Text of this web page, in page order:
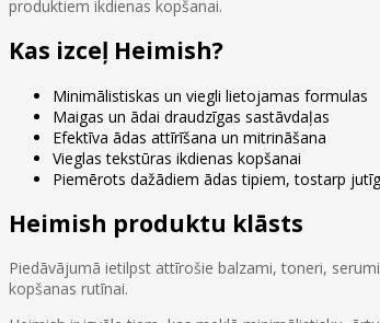
produktiem ikdienas kopšanai.
Kas izceļ Heimish?
Minimālistiskas un viegli lietojamas formulas
Maigas un ādai draudzīgas sastāvdaļas
Efektīva ādas attīrīšana un mitrināšana
Vieglas tekstūras ikdienas kopšanai
Piemērots dažādiem ādas tipiem, tostarp
Heimish produktu klāsts
Piedāvājumā ietilpst attīrošie balzami, toneri,
kopšanas rutīnai.